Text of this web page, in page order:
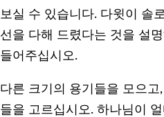
보실 수 있습니다. 다윗이 솔
선을 다해 드렸다는 것을 설
들어주십시오.
다른 크기의 용기들을 모으
들을 고르십시오. 하나님이